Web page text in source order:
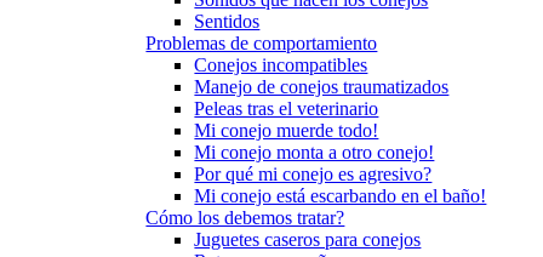
Sentidos
Problemas de comportamiento
Conejos incompatibles
Manejo de conejos traumatizados
Peleas tras el veterinario
Mi conejo muerde todo!
Mi conejo monta a otro conejo!
Por qué mi conejo es agresivo?
Mi conejo está escarbando en el baño!
Cómo los debemos tratar?
Juguetes caseros para conejos